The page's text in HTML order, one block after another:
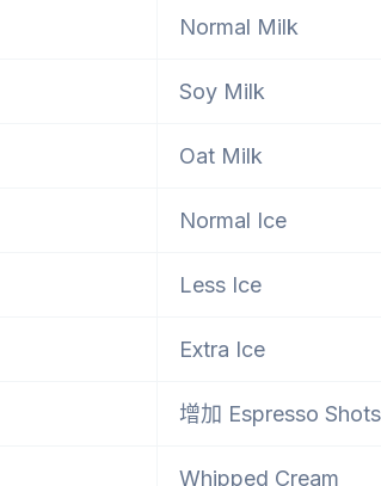
Normal Milk
Soy Milk
Oat Milk
Normal Ice
Less Ice
Extra Ice
增加 Espresso Shots
Whipped Cream